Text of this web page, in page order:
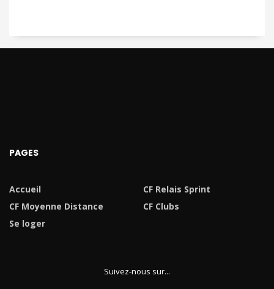
PAGES
Accueil
CF Relais Sprint
CF Moyenne Distance
CF Clubs
Se loger
Suivez-nous sur...